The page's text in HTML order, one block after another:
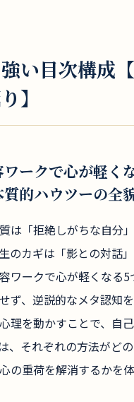
い目次構成
】
ワークで心が軽く
的ハウツーの全
は「拒絶しがちな自分
のカギは「影との対話
ワークで心が軽くなる5
ず、逆説的なメタ認知
理を動かすことで、自
、それぞれの方法がど
の重荷を解消するかを